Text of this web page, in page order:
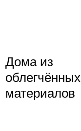
Дома из
облегчённых
материалов